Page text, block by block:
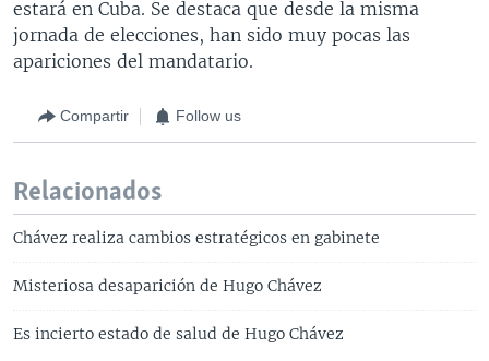
estará en Cuba. Se destaca que desde la misma
jornada de elecciones, han sido muy pocas las
apariciones del mandatario.
Compartir Follow us
Relacionados
Chávez realiza cambios estratégicos en gabinete
Misteriosa desaparición de Hugo Chávez
Es incierto estado de salud de Hugo Chávez